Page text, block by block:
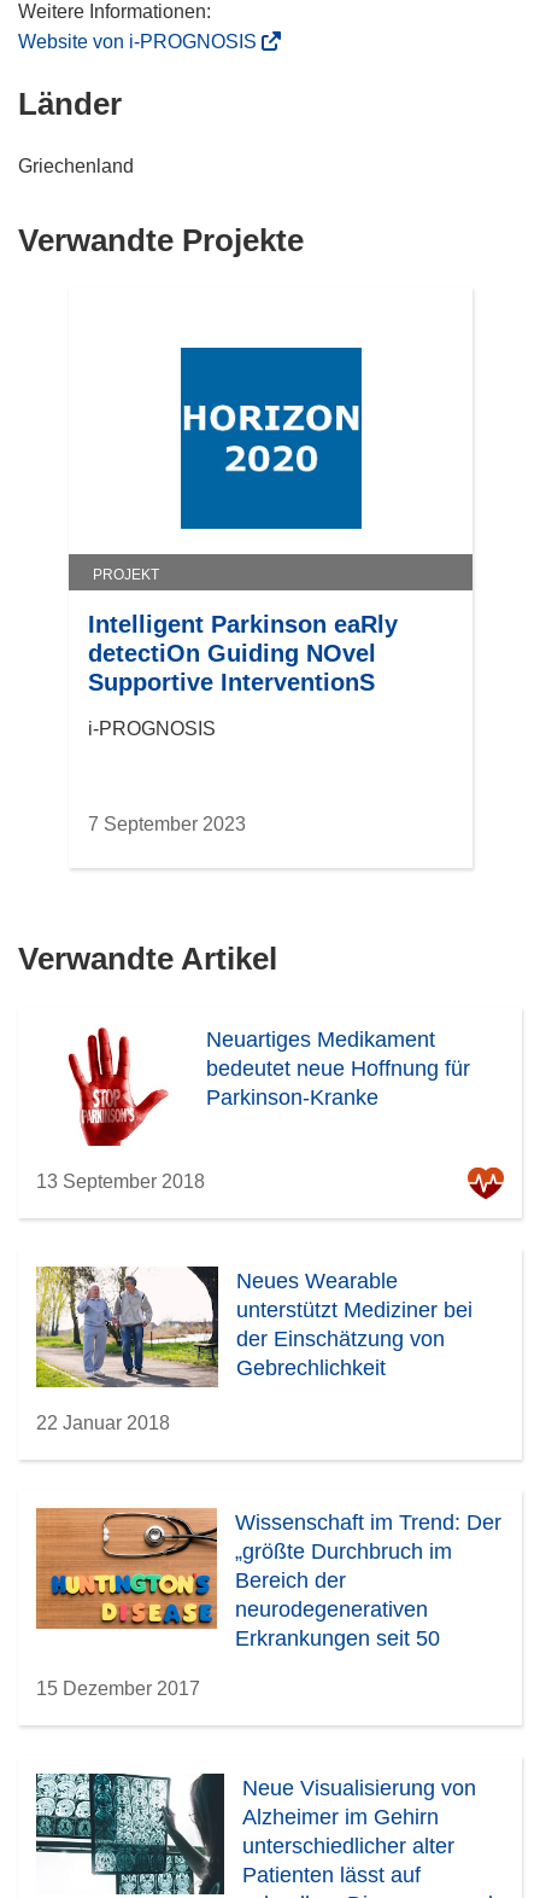
Website von i-PROGNOSIS
i
m
F
e
s
t
e
r
)
Länder
Griechenland
Verwandte Projekte
PROJEKT
Intelligent Parkinson eaRly
detectiOn Guiding NOvel
Supportive InterventionS
i-PROGNOSIS
7 September 2023
Verwandte Artikel
Neuartiges Medikament
bedeutet neue Hoffnung für
Parkinson-Kranke
13 September 2018
Neues Wearable
unterstützt Mediziner bei
der Einschätzung von
Gebrechlichkeit
22 Januar 2018
Wissenschaft im Trend: Der
„größte Durchbruch im
Bereich der
neurodegenerativen
Erkrankungen seit 50
angekündigt
15 Dezember 2017
Neue Visualisierung von
Alzheimer im Gehirn
unterschiedlicher alter
Patienten lässt auf